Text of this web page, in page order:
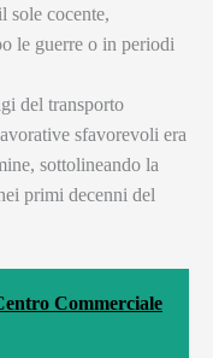
sole cocente,
le guerre o in periodi
del transporto
sfavorevoli era
sottolineando la
primi decenni del
Commerciale